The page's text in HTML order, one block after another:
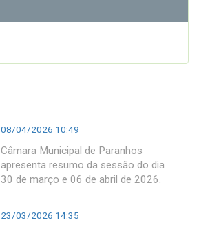
08/04/2026 10:49
Câmara Municipal de Paranhos
apresenta resumo da sessão do dia
30 de março e 06 de abril de 2026.
23/03/2026 14:35